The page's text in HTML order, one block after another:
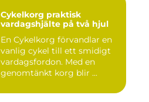
Cykelkorg praktisk
vardagshjälte på två hjul
En Cykelkorg förvandlar en
vanlig cykel till ett smidigt
vardagsfordon. Med en
genomtänkt korg blir ...